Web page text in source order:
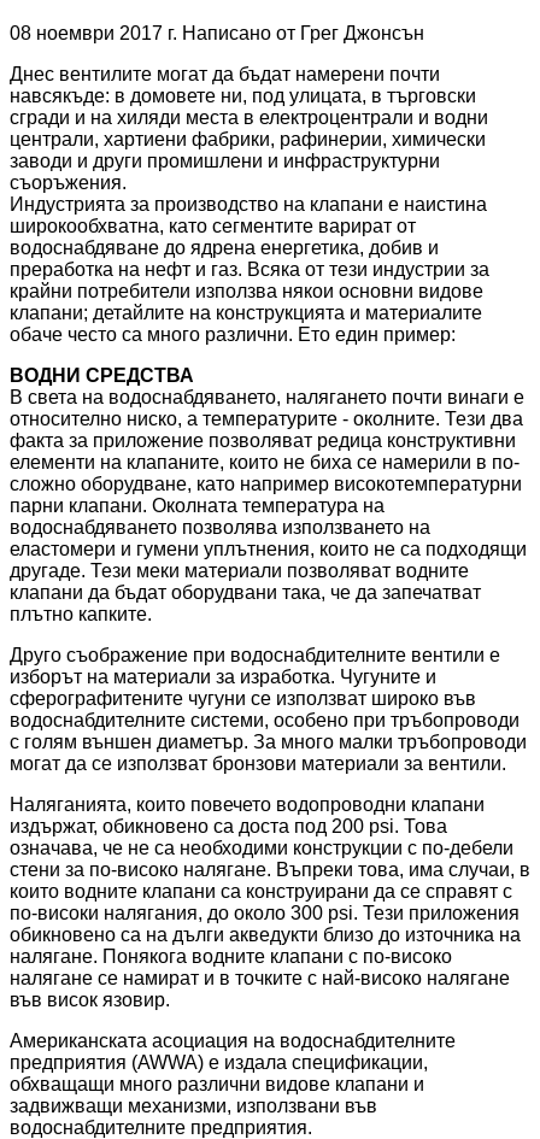
08 ноември 2017 г. Написано от Грег Джонсън
Днес вентилите могат да бъдат намерени почти
навсякъде: в домовете ни, под улицата, в търговски
сгради и на хиляди места в електроцентрали и водни
централи, хартиени фабрики, рафинерии, химически
заводи и други промишлени и инфраструктурни
съоръжения.
Индустрията за производство на клапани е наистина
широкообхватна, като сегментите варират от
водоснабдяване до ядрена енергетика, добив и
преработка на нефт и газ. Всяка от тези индустрии за
крайни потребители използва някои основни видове
клапани; детайлите на конструкцията и материалите
обаче често са много различни. Ето един пример:
ВОДНИ СРЕДСТВА
В света на водоснабдяването, налягането почти винаги е
относително ниско, а температурите - околните. Тези два
факта за приложение позволяват редица конструктивни
елементи на клапаните, които не биха се намерили в по-
сложно оборудване, като например високотемпературни
парни клапани. Околната температура на
водоснабдяването позволява използването на
еластомери и гумени уплътнения, които не са подходящи
другаде. Тези меки материали позволяват водните
клапани да бъдат оборудвани така, че да запечатват
плътно капките.
Друго съображение при водоснабдителните вентили е
изборът на материали за изработка. Чугуните и
сферографитените чугуни се използват широко във
водоснабдителните системи, особено при тръбопроводи
с голям външен диаметър. За много малки тръбопроводи
могат да се използват бронзови материали за вентили.
Наляганията, които повечето водопроводни клапани
издържат, обикновено са доста под 200 psi. Това
означава, че не са необходими конструкции с по-дебели
стени за по-високо налягане. Въпреки това, има случаи, в
които водните клапани са конструирани да се справят с
по-високи налягания, до около 300 psi. Тези приложения
обикновено са на дълги акведукти близо до източника на
налягане. Понякога водните клапани с по-високо
налягане се намират и в точките с най-високо налягане
във висок язовир.
Американската асоциация на водоснабдителните
предприятия (AWWA) е издала спецификации,
обхващащи много различни видове клапани и
задвижващи механизми, използвани във
водоснабдителните предприятия.